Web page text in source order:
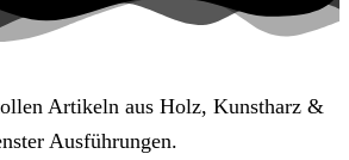
Artikeln aus Holz, Kunstharz &
Ausführungen.